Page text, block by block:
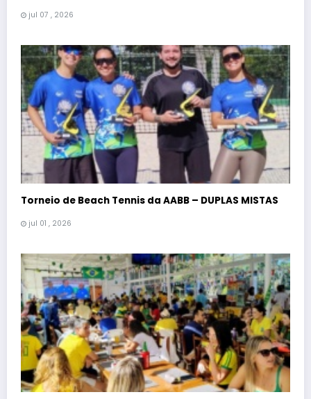
jul 07 , 2026
Torneio de Beach Tennis da AABB – DUPLAS MISTAS
jul 01 , 2026